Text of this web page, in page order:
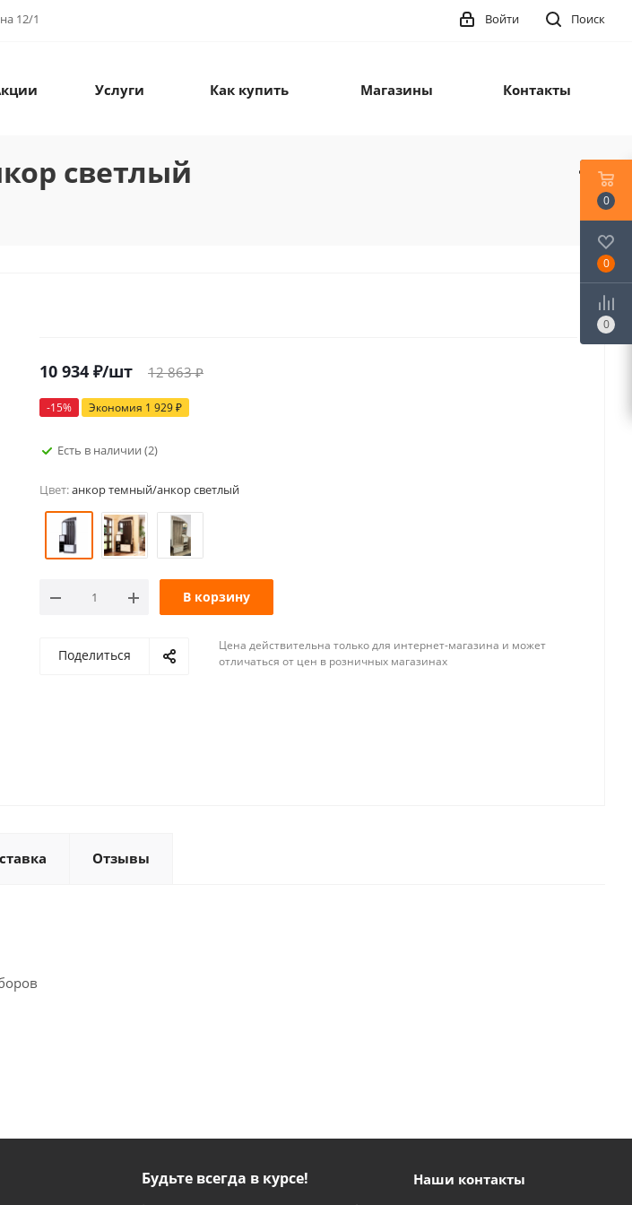
12/1 Поиск
Войти
Услуги Как купить Магазины Контакты
светлый
10 934 ₽/шт 12 863₽
-15% Экономия 1 929₽
Есть в наличии (2)
Цвет:анкор темный/анкор светлый
В корзину
Поделиться
Цена действительна только для интернет-магазина и может
отличаться от цен в розничных магазинах
Отзывы
Будьте всегда в курсе! Наши контакты
0
0
0